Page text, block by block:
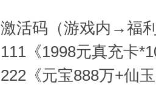
激活码（游戏内→福
111《1998元真充卡
222《元宝888万+仙